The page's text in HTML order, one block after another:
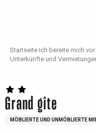
Startseite Ich bereite mich vor
Unterkünfte und
Grand gîte
MÖBLIERTE UND UNMÖBLIERTE